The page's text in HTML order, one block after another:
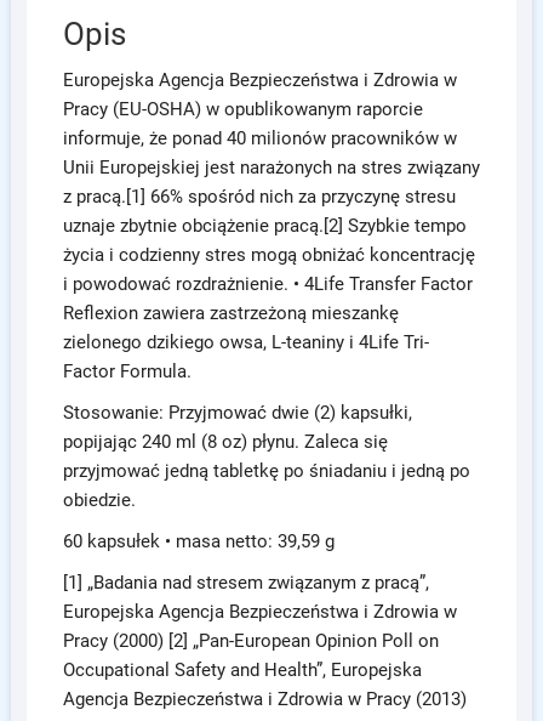
Opis
Europejska Agencja Bezpieczeństwa i Zdrowia w
Pracy (EU-OSHA) w opublikowanym raporcie
informuje, że ponad 40 milionów pracowników w
Unii Europejskiej jest narażonych na stres związany
z pracą.[1] 66% spośród nich za przyczynę stresu
uznaje zbytnie obciążenie pracą.[2] Szybkie tempo
życia i codzienny stres mogą obniżać koncentrację
i powodować rozdrażnienie. • 4Life Transfer Factor
Reflexion zawiera zastrzeżoną mieszankę
zielonego dzikiego owsa, L-teaniny i 4Life Tri-
Factor Formula.
Stosowanie: Przyjmować dwie (2) kapsułki,
popijając 240 ml (8 oz) płynu. Zaleca się
przyjmować jedną tabletkę po śniadaniu i jedną po
obiedzie.
60 kapsułek • masa netto: 39,59 g
[1] „Badania nad stresem związanym z pracą”,
Europejska Agencja Bezpieczeństwa i Zdrowia w
Pracy (2000) [2] „Pan-European Opinion Poll on
Occupational Safety and Health”, Europejska
Agencja Bezpieczeństwa i Zdrowia w Pracy (2013)